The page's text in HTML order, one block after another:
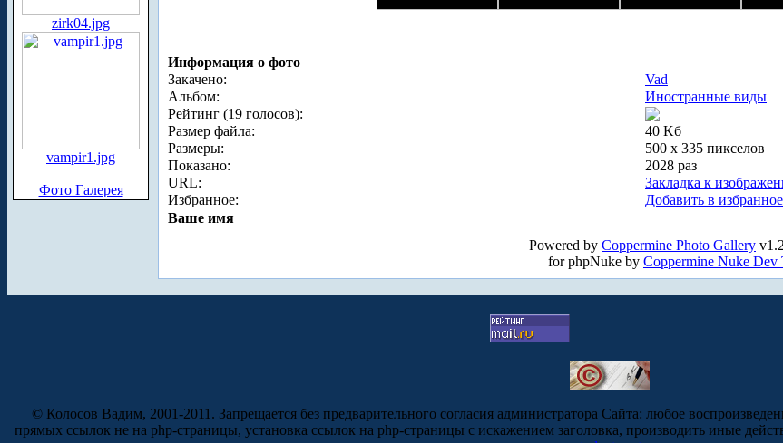
zirk04.jpg
vampir1.jpg
Фото Галерея
Информация о фото
Закачено:
Vad
Альбом:
Иностранные виды
Рейтинг (19 голосов):
Размер файла:
40 Kб
Размеры:
500 x 335 пикселов
Показано:
2028 раз
URL:
Закладка к
Избранное:
Добавить в избранное
Ваше имя
Powered by Coppermine Photo Gallery
for phpNuke by Coppermine Nuke Dev
© Колосов Вадим, 2001-2011. Запрещается без предварительного согласия администратора Сайта: любое
прямых ссылок не на php-страницы, установка ссылок на php-страницы с искажением заголовка, производить иные